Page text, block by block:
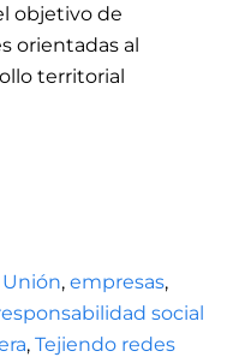
objetivo de
orientadas al
territorial
, empresas,
social
, Tejiendo redes